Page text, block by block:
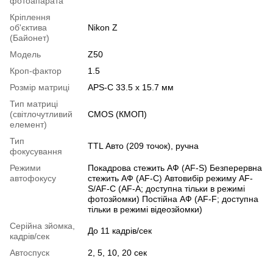
Кріплення
об'єктива
(Байонет)
Nikon Z
Модель
Z50
Кроп-фактор
1.5
Розмір матриці
APS-C 33.5 x 15.7 мм
Тип матриці
(світлочутливий
елемент)
CMOS (КМОП)
Тип
фокусування
TTL Авто (209 точок), ручна
Режими
автофокусу
Покадрова стежить АФ (AF-S) Безперервна
стежить АФ (AF-C) Автовибір режиму AF-
S/AF-C (AF-A; доступна тільки в режимі
фотозйомки) Постійна АФ (AF-F; доступна
тільки в режимі відеозйомки)
Серійна зйомка,
кадрів/сек
До 11 кадрів/сек
Автоспуск
2, 5, 10, 20 сек